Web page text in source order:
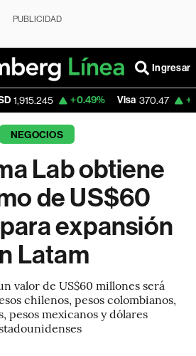
PUBLICIDAD
Ingresar
+0.49% Visa 370.47 +0.52%
NEGOCIOS
Lab obtiene
de US$60
expansión
Latam
valor de US$60 millones será
chilenos, pesos colombianos,
pesos mexicanos y dólares